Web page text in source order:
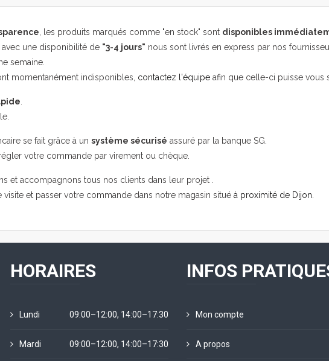
, les produits marqués comme "en stock" sont disponibles
une disponibilité de "3-4 jours" nous sont livrés en express par nos
semaine.
momentanément indisponibles, contactez l'équipe afin que celle-ci puisse vous
.
se fait grâce à un système sécurisé assuré par la banque SG.
votre commande par virement ou chèque.
et accompagnons tous nos clients dans leur projet .
et passer votre commande dans notre magasin situé à proximité de Dijon.
HORAIRES
Lundi 09:00–12:00, 14:00–17:30
Mardi 09:00–12:00, 14:00–17:30
INFOS
Mon compte
A propos